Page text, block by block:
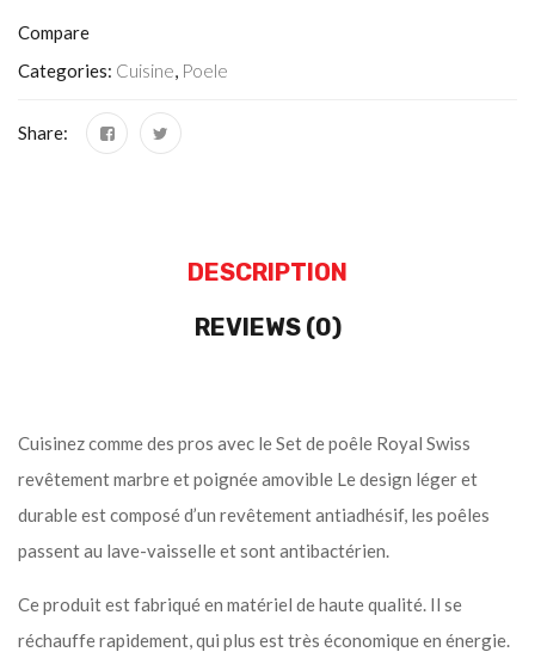
Compare
Categories: Cuisine, Poele
Share:
DESCRIPTION
REVIEWS (0)
Cuisinez comme des pros avec le Set de poêle Royal Swiss
revêtement marbre et poignée amovible Le design léger et
durable est composé d’un revêtement antiadhésif, les poêles
passent au lave-vaisselle et sont antibactérien.
Ce produit est fabriqué en matériel de haute qualité. Il se
réchauffe rapidement, qui plus est très économique en énergie.